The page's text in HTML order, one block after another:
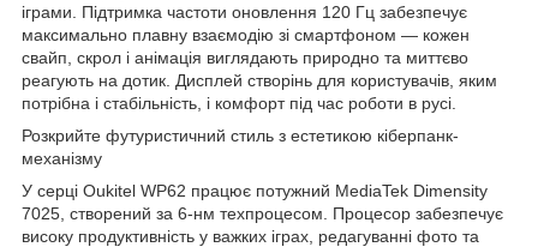
іграми. Підтримка частоти оновлення 120 Гц забезпечує
максимально плавну взаємодію зі смартфоном — кожен
свайп, скрол і анімація виглядають природно та миттєво
реагують на дотик. Дисплей створінь для користувачів, яким
потрібна і стабільність, і комфорт під час роботи в русі.
Розкрийте футуристичний стиль з естетикою кіберпанк-
механізму
У серці Oukitel WP62 працює потужний MediaTek Dimensity
7025, створений за 6-нм техпроцесом. Процесор забезпечує
високу продуктивність у важких іграх, редагуванні фото та